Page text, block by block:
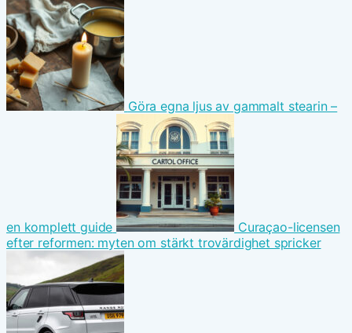
Göra egna ljus av gammalt stearin –
en komplett guide
Curaçao-licensen
efter reformen: myten om stärkt trovärdighet spricker